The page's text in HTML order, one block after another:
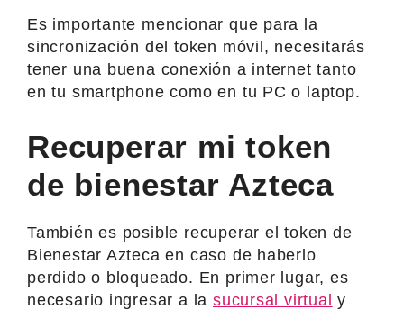
Es importante mencionar que para la
sincronización del token móvil, necesitarás
tener una buena conexión a internet tanto
en tu smartphone como en tu PC o laptop.
Recuperar mi token
de bienestar Azteca
También es posible recuperar el token de
Bienestar Azteca en caso de haberlo
perdido o bloqueado. En primer lugar, es
necesario ingresar a la sucursal virtual y